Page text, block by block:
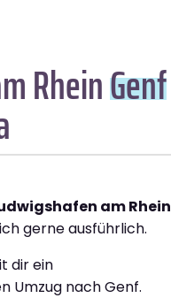
RheinGenf
am Rhein
gerne ausführlich.
dir ein
Umzug nach Genf.